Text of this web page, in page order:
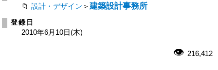
設計・デザイン ＞ 建築設計事務所
登録日
2010年6月10日(木)
216,412